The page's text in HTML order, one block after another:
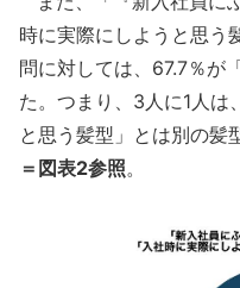
時に実際にしようと思う
問に対しては、67.7％が
た。つまり、3人に1人は
と思う髪型」とは別の髪
＝図表2参照。